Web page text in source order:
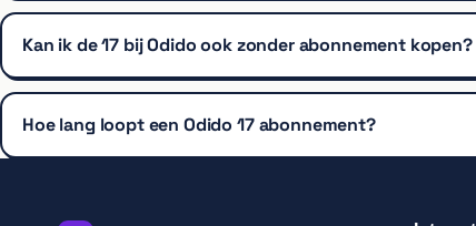
Kan ik de 17 bij Odido ook zonder abonnement kopen?
Hoe lang loopt een Odido 17 abonnement?